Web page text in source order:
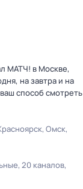
МАТЧ! в Москве,
на завтра и на
способ смотреть
Омск
20 каналов